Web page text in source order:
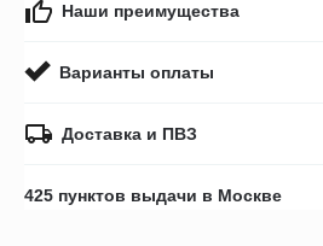
Наши преимущества
Варианты оплаты
Доставка и ПВЗ
425 пунктов выдачи в Москве